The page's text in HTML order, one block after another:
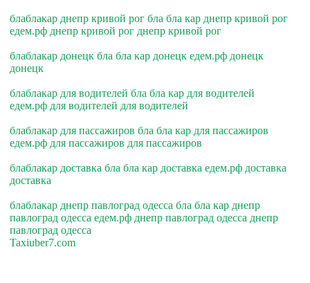
блаблакар днепр кривой рог бла бла кар днепр кривой рог
едем.рф днепр кривой рог днепр кривой рог
блаблакар донецк бла бла кар донецк едем.рф донецк
донецк
блаблакар для водителей бла бла кар для водителей
едем.рф для водителей для водителей
блаблакар для пассажиров бла бла кар для пассажиров
едем.рф для пассажиров для пассажиров
блаблакар доставка бла бла кар доставка едем.рф доставка
доставка
блаблакар днепр павлоград одесса бла бла кар днепр
павлоград одесса едем.рф днепр павлоград одесса днепр
павлоград одесса
Taxiuber7.com